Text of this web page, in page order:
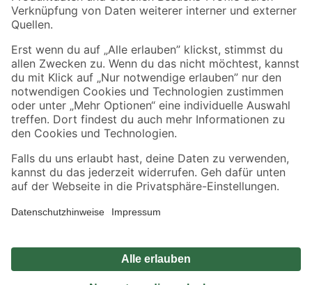
Sicher einkaufen
Jetzt die toom-App herunterladen
Alle Preisangaben in EUR inkl. gesetzl. MwSt.. Die dargestellten Angebote sind unter
Umständen nicht in allen Märkten verfügbar. Die angegebenen Verfügbarkeiten beziehen
Produkte nur solange der Vorrat reicht.
*Paketversand ab 59 € versandkostenfrei, gilt nicht für Artikel mit Speditionsversand, hier
Privatsphäre Impressum
Nutzungsbedingungen
Widerrufsrecht
Vertrag widerrufen